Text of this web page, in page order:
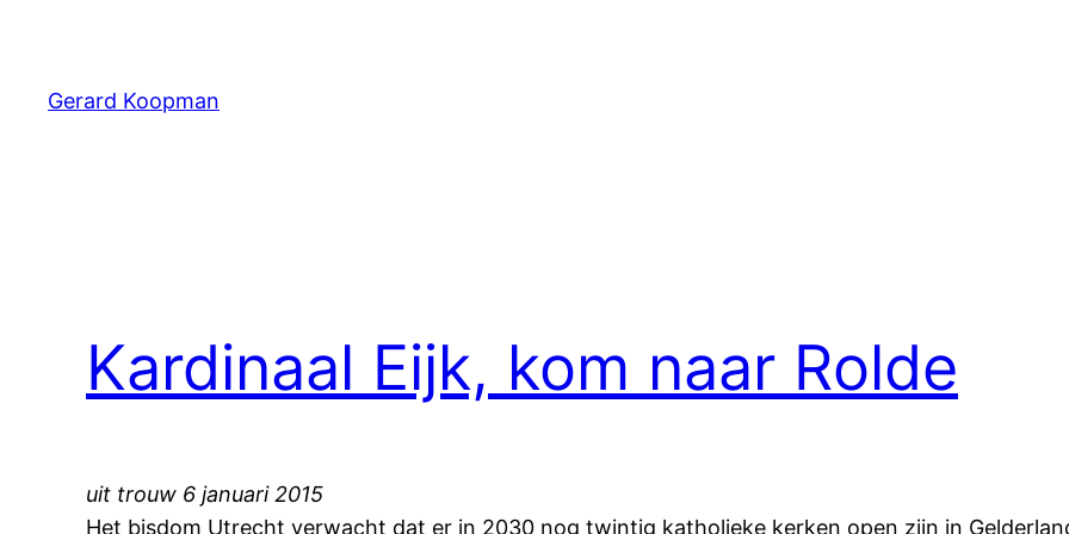
Gerard Koopman
Kardinaal Eijk, kom naar Rolde
uit trouw 6 januari 2015
Het bisdom Utrecht verwacht dat er in 2030 nog twintig katholieke kerken open zijn in